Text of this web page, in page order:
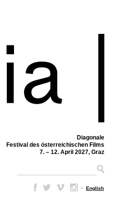
Diagonale
Festival des österreichischen Films
7. – 12. April 2027, Graz
– English